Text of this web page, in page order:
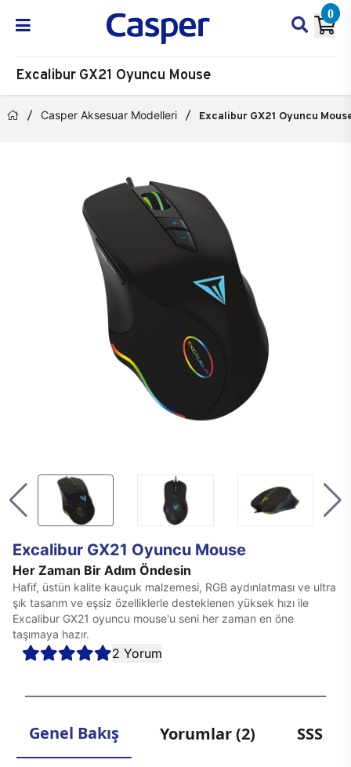
0
Excalibur GX21 Oyuncu Mouse
Casper Aksesuar Modelleri Excalibur GX21 Oyuncu
Excalibur GX21 Oyuncu Mouse
Her Zaman Bir Adım Öndesin
Hafif, üstün kalite kauçuk malzemesi, RGB aydınlatması ve ultra
şık tasarım ve eşsiz özelliklerle desteklenen yüksek hızı ile
Excalibur GX21 oyuncu mouse'u seni her zaman en öne
taşımaya hazır.
2 Yorum
Genel Bakış Yorumlar (2) SSS